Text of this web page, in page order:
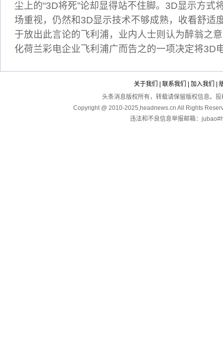
尘上的“3D将死”论却显得站不住脚。3D显示方式
场重视，仍然和3D显示技术不够成熟，收看舒适
于放出此言论的飞利浦，业内人士则认为醉翁之
化荷兰彩电企业飞利浦广而告之的一项决定将3D
关于我们 联系我们 加入我们
头条消息版权所有，转载请保留版权信息。
Copyright @ 2010-2025,headnews.cn All Rights
违法和不良信息举报邮箱：